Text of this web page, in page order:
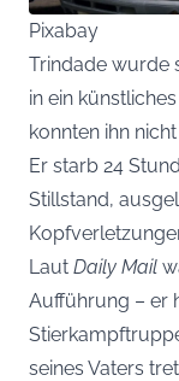
Pixabay
Trindade wurde
in ein
konnten ihn
Er starb 24
Stillstand,
Laut Daily Mail
Aufführung – er
seines Vaters